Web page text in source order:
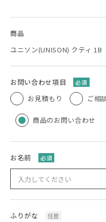
商品
ユニソン(UNISON) クティ 1B
お問い合わせ項目 必須
お見積もり ご相
商品のお問い合わせ
お名前 必須
ふりがな 任意